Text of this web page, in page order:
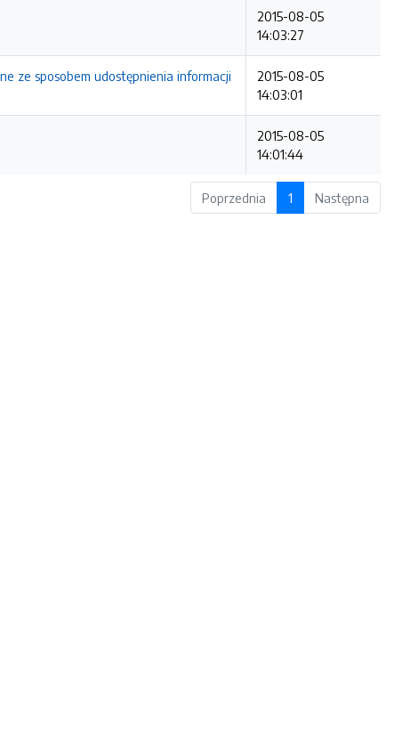
2015-08-05
14:03:27
ze sposobem udostępnienia informacji
2015-08-05
14:03:01
2015-08-05
14:01:44
Poprzednia 1 Następna